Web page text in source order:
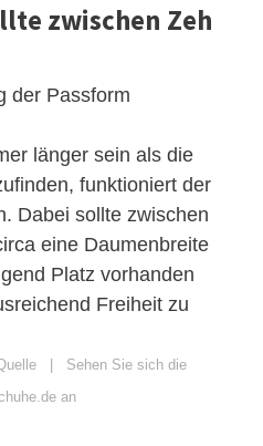
zwischen Zeh
der Passform
länger sein als die
funktioniert der
Dabei sollte zwischen
eine Daumenbreite
Platz vorhanden
Freiheit zu
Sehen Sie sich die
an